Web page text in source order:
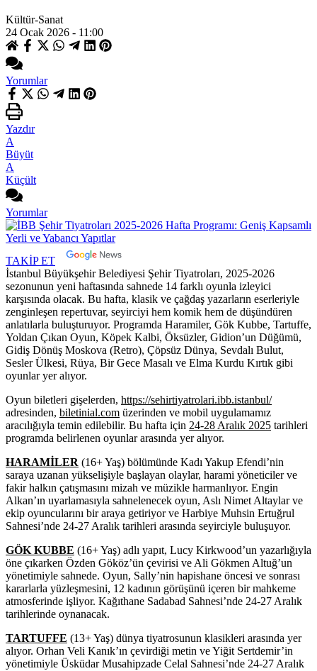
Kültür-Sanat
24 Ocak 2026 - 11:00
Yorumlar
Yazdır
A
Büyüt
A
Küçült
Yorumlar
TAKİP ET
İstanbul Büyükşehir Belediyesi Şehir Tiyatroları, 2025-2026
sezonunun yeni haftasında sahnede 14 farklı oyunla izleyici
karşısında olacak. Bu hafta, klasik ve çağdaş yazarların eserleriyle
zenginleşen repertuvar, seyirciyi hem komik hem de düşündüren
anlatılarla buluşturuyor. Programda Haramiler, Gök Kubbe, Tartuffe,
Yoldan Çıkan Oyun, Köpek Kalbi, Öksüzler, Gidion’un Düğümü,
Gidiş Dönüş Moskova (Retro), Çöpsüz Dünya, Sevdalı Bulut,
Sesler Ülkesi, Rüya, Bir Gece Masalı ve Elma Kurdu Kırtık gibi
oyunlar yer alıyor.
Oyun biletleri gişelerden, https://sehirtiyatrolari.ibb.istanbul/
adresinden, biletinial.com üzerinden ve mobil uygulamamız
aracılığıyla temin edilebilir. Bu hafta için 24-28 Aralık 2025 tarihleri
programda belirlenen oyunlar arasında yer alıyor.
HARAMİLER (16+ Yaş) bölümünde Kadı Yakup Efendi’nin
saraya uzanan yükselişiyle başlayan olaylar, harami yöneticiler ve
fakir halkın çatışmasını mizah ve müzikle harmanlıyor. Engin
Alkan’ın uyarlamasıyla sahnelenecek oyun, Aslı Nimet Altaylar ve
ekip oyuncularını bir araya getiriyor ve Harbiye Muhsin Ertuğrul
Sahnesi’nde 24-27 Aralık tarihleri arasında seyirciyle buluşuyor.
GÖK KUBBE (16+ Yaş) adlı yapıt, Lucy Kirkwood’un yazarlığıyla
öne çıkarken Özden Gököz’ün çevirisi ve Ali Gökmen Altuğ’un
yönetimiyle sahnede. Oyun, Sally’nin hapishane öncesi ve sonrası
kararlarla yüzleşmesini, 12 kadının görüşünü içeren bir mahkeme
atmosferinde işliyor. Kağıthane Sadabad Sahnesi’nde 24-27 Aralık
tarihlerinde oynanacak.
TARTUFFE (13+ Yaş) dünya tiyatrosunun klasikleri arasında yer
alıyor. Orhan Veli Kanık’ın çevirdiği metin ve Yiğit Sertdemir’in
yönetimiyle Üsküdar Musahipzade Celal Sahnesi’nde 24-27 Aralık